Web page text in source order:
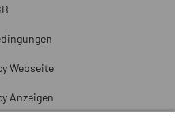
Webseite
Anzeigen